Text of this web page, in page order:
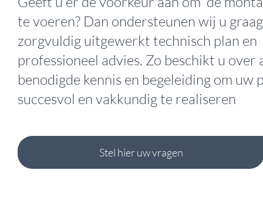
te voeren? Dan ondersteunen wij u
zorgvuldig uitgewerkt technisch plan en
professioneel advies. Zo beschikt u over
benodigde kennis en begeleiding om uw
succesvol en vakkundig te realiseren
Stel hier uw vragen